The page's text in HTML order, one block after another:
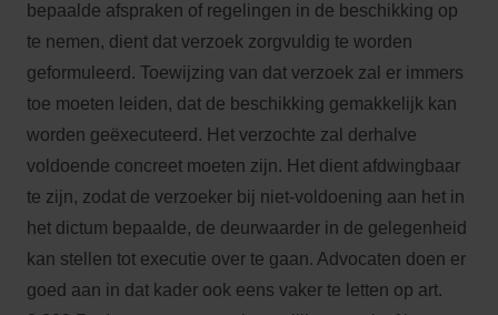
bepaalde afspraken of regelingen in de beschikking op
te nemen, dient dat verzoek zorgvuldig te worden
geformuleerd. Toewijzing van dat verzoek zal er immers
toe moeten leiden, dat de beschikking gemakkelijk kan
worden geëxecuteerd. Het verzochte zal derhalve
voldoende concreet moeten zijn. Het dient afdwingbaar
te zijn, zodat de verzoeker bij niet-voldoening aan het in
het dictum bepaalde, de deurwaarder in de gelegenheid
kan stellen tot executie over te gaan. Advocaten doen er
goed aan in dat kader ook eens vaker te letten op art.